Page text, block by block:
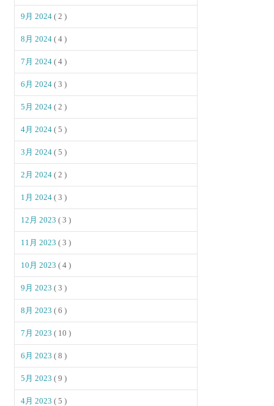
9月 2024( 2 )
8月 2024( 4 )
7月 2024( 4 )
6月 2024( 3 )
5月 2024( 2 )
4月 2024( 5 )
3月 2024( 5 )
2月 2024( 2 )
1月 2024( 3 )
12月 2023( 3 )
11月 2023( 3 )
10月 2023( 4 )
9月 2023( 3 )
8月 2023( 6 )
7月 2023( 10 )
6月 2023( 8 )
5月 2023( 9 )
4月 2023( 5 )